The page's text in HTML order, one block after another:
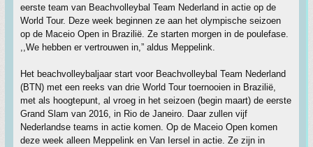
eerste team van Beachvolleybal Team Nederland in actie op de
World Tour. Deze week beginnen ze aan het olympische seizoen
op de Maceio Open in Brazilië. Ze starten morgen in de poulefase.
,,We hebben er vertrouwen in,” aldus Meppelink.
Het beachvolleybaljaar start voor Beachvolleybal Team Nederland
(BTN) met een reeks van drie World Tour toernooien in Brazilië,
met als hoogtepunt, al vroeg in het seizoen (begin maart) de eerste
Grand Slam van 2016, in Rio de Janeiro. Daar zullen vijf
Nederlandse teams in actie komen. Op de Maceio Open komen
deze week alleen Meppelink en Van Iersel in actie. Ze zijn in